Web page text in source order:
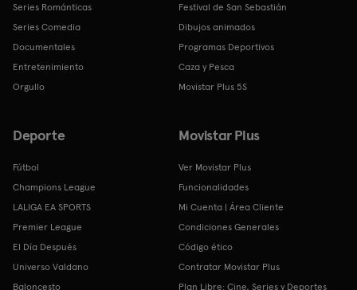
Series Románticas
Series Comedia
Documentales
Entretenimiento
Orgullo
Festival de San Sebastián
Dibujos animados
Programas Deportivos
Caza y Pesca
Movistar Plus 5S
Deporte
Fútbol
Champions League
LALIGA EA SPORTS
Premier League
El Día Después
Universo Valdano
Baloncesto
Movistar Plus
Ver Movistar Plus
Funcionalidades
Mi Cuenta | Área Cliente
Condiciones Generales
Código ético
Contratar Movistar Plus
Plan Libre: Cine, Series y Deportes